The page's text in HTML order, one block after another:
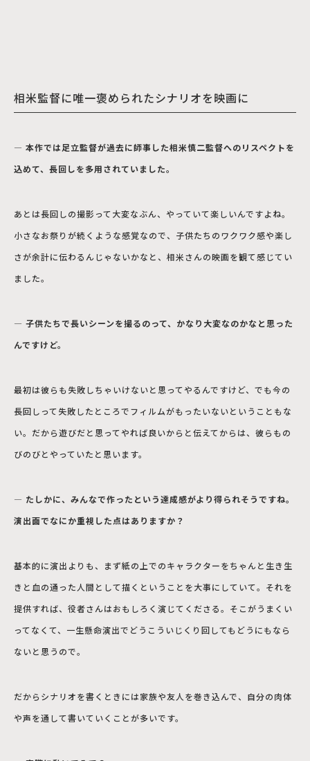
相米監督に唯一褒められたシナリオを映画に
― 本作では足立監督が過去に師事した相米慎二監督へのリスペクトを
込めて、長回しを多用されていました。
あとは長回しの撮影って大変なぶん、やっていて楽しいんですよね。
小さなお祭りが続くような感覚なので、子供たちのワクワク感や楽し
さが余計に伝わるんじゃないかなと、相米さんの映画を観て感じてい
ました。
― 子供たちで長いシーンを撮るのって、かなり大変なのかなと思った
んですけど。
最初は彼らも失敗しちゃいけないと思ってやるんですけど、でも今の
長回しって失敗したところでフィルムがもったいないということもな
い。だから遊びだと思ってやれば良いからと伝えてからは、彼らもの
びのびとやっていたと思います。
― たしかに、みんなで作ったという達成感がより得られそうですね。
演出面でなにか重視した点はありますか？
基本的に演出よりも、まず紙の上でのキャラクターをちゃんと生き生
きと血の通った人間として描くということを大事にしていて。それを
提供すれば、役者さんはおもしろく演じてくださる。そこがうまくい
ってなくて、一生懸命演出でどうこういじくり回してもどうにもなら
ないと思うので。
だからシナリオを書くときには家族や友人を巻き込んで、自分の肉体
や声を通して書いていくことが多いです。